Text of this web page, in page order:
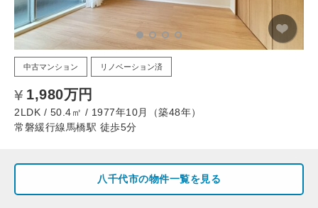
中古マンション リノベーション済
1,980万円
2LDK / 50.4㎡ / 1977年10月（築48年）
常磐緩行線馬橋駅 徒歩5分
八千代市の物件一覧を見る